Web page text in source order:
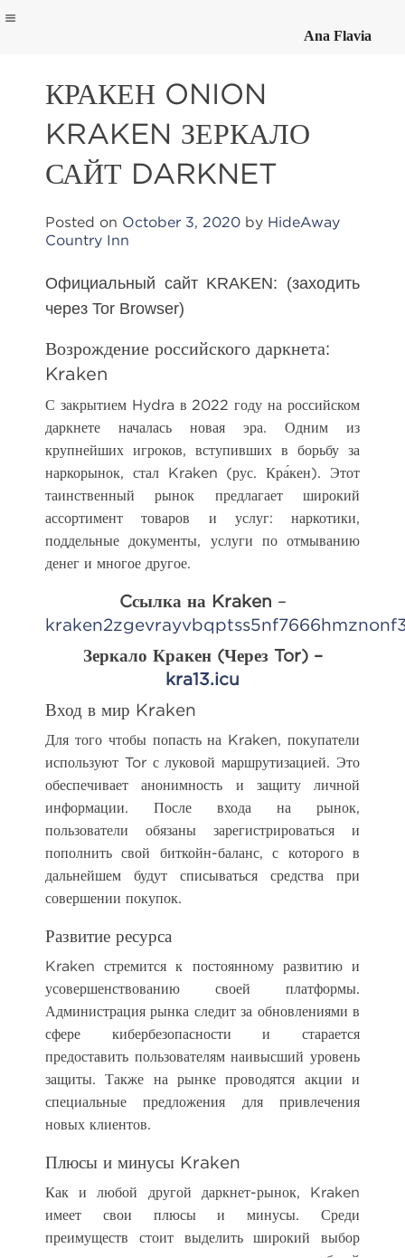
contentКРАКЕН ONION
KRAKEN ЗЕРКАЛО
САЙТ DARKNET
Posted on October 3, 2020 by HideAway
Country Inn
Официальный сайт KRAKEN: (заходить
через Tor Browser)
Возрождение российского даркнета:
Kraken
С закрытием Hydra в 2022 году на российском
даркнете началась новая эра. Одним из
крупнейших игроков, вступивших в борьбу за
наркорынок, стал Kraken (рус. Кра́кен). Этот
таинственный рынок предлагает широкий
ассортимент товаров и услуг: наркотики,
поддельные документы, услуги по отмыванию
денег и многое другое.
Cсылка на Kraken –
Зеркало Кракен (Через Tor) –
kra13.icu
Вход в мир Kraken
Для того чтобы попасть на Kraken, покупатели
используют Tor с луковой маршрутизацией. Это
обеспечивает анонимность и защиту личной
информации. После входа на рынок,
пользователи обязаны зарегистрироваться и
пополнить свой биткойн-баланс, с которого в
дальнейшем будут списываться средства при
совершении покупок.
Развитие ресурса
Kraken стремится к постоянному развитию и
усовершенствованию своей платформы.
Администрация рынка следит за обновлениями в
сфере кибербезопасности и старается
предоставить пользователям наивысший уровень
защиты. Также на рынке проводятся акции и
специальные предложения для привлечения
новых клиентов.
Плюсы и минусы Kraken
Как и любой другой даркнет-рынок, Kraken
имеет свои плюсы и минусы. Среди
преимуществ стоит выделить широкий выбор
Ana Flavia